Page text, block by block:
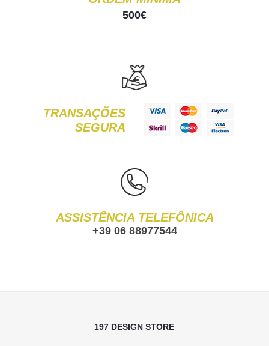
500€
TRANSAÇÕES
SEGURA
ASSISTÊNCIA TELEFÔNICA
+39 06 88977544
197 DESIGN STORE